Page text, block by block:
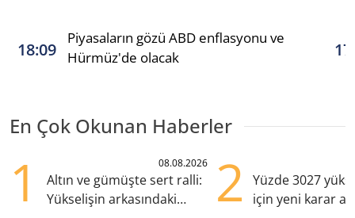
18:09
Piyasaların gözü ABD enflasyonu ve
Hürmüz'de olacak
En Çok Okunan Haberler
1 08.08.2026
Altın ve gümüşte sert ralli:
Yükselişin arkasındaki
2
Yüzde 3027
için yeni karar